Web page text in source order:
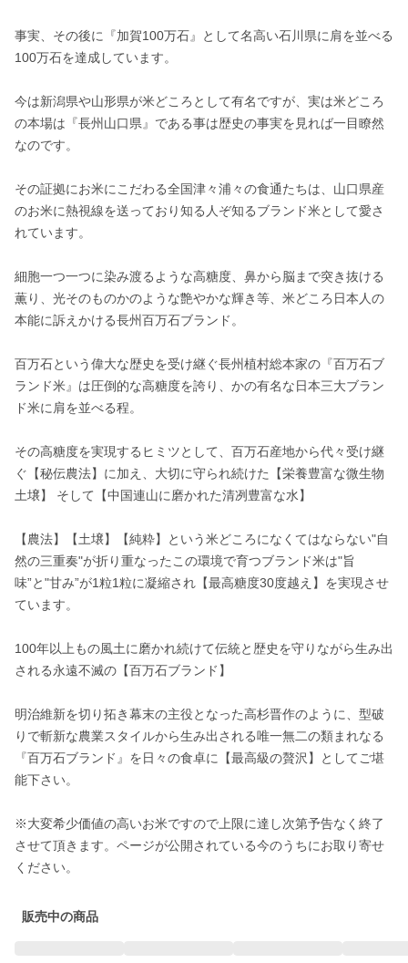
事実、その後に『加賀100万石』として名高い石川県に肩を並べる
100万石を達成しています。
今は新潟県や山形県が米どころとして有名ですが、実は米どころ
の本場は『長州山口県』である事は歴史の事実を見れば一目瞭然
なのです。
その証拠にお米にこだわる全国津々浦々の食通たちは、山口県産
のお米に熱視線を送っており知る人ぞ知るブランド米として愛さ
れています。
細胞一つ一つに染み渡るような高糖度、鼻から脳まで突き抜ける
薫り、光そのものかのような艶やかな輝き等、米どころ日本人の
本能に訴えかける長州百万石ブランド。
百万石という偉大な歴史を受け継ぐ長州植村総本家の『百万石ブ
ランド米』は圧倒的な高糖度を誇り、かの有名な日本三大ブラン
ド米に肩を並べる程。
その高糖度を実現するヒミツとして、百万石産地から代々受け継
ぐ【秘伝農法】に加え、大切に守られ続けた【栄養豊富な微生物
土壌】 そして【中国連山に磨かれた清冽豊富な水】
【農法】【土壌】【純粋】という米どころになくてはならない"自
然の三重奏"が折り重なったこの環境で育つブランド米は"旨
味”と"甘み”が1粒1粒に凝縮され【最高糖度30度越え】を実現させ
ています。
100年以上もの風土に磨かれ続けて伝統と歴史を守りながら生み出
される永遠不滅の【百万石ブランド】
明治維新を切り拓き幕末の主役となった高杉晋作のように、型破
りで斬新な農業スタイルから生み出される唯一無二の類まれなる
『百万石ブランド』を日々の食卓に【最高級の贅沢】としてご堪
能下さい。
※大変希少価値の高いお米ですので上限に達し次第予告なく終了
させて頂きます。ページが公開されている今のうちにお取り寄せ
ください。
販売中の商品